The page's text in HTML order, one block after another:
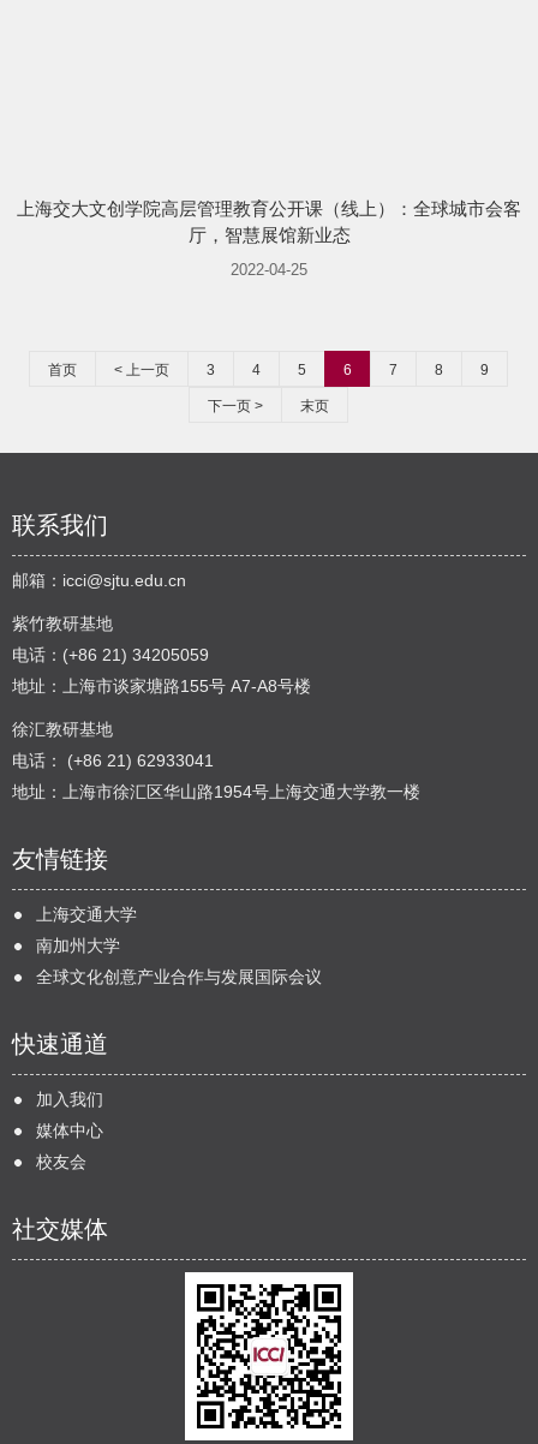
上海交大文创学院高层管理教育公开课（线上）：全球城市会客
厅，智慧展馆新业态
2022-04-25
首页 < 上一页 3 4 5 6 7 8 9
下一页 > 末页
联系我们
邮箱： icci@sjtu.edu.cn
紫竹教研基地
电话：(+86 21) 34205059
地址：上海市谈家塘路155号 A7-A8号楼
徐汇教研基地
电话： (+86 21) 62933041
地址：上海市徐汇区华山路1954号上海交通大学教一楼
友情链接
上海交通大学
南加州大学
全球文化创意产业合作与发展国际会议
快速通道
加入我们
媒体中心
校友会
社交媒体